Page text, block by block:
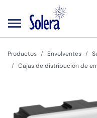
Productos Envolventes
Cajas de distribución de